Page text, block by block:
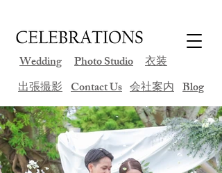
Wedding
Photo Studio
​出張撮影
衣装
会社案内 Blog
Contact Us